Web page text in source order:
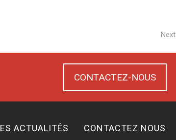
Next
CONTACTEZ-NOUS
ACTUALITÉS CONTACTEZ NOUS